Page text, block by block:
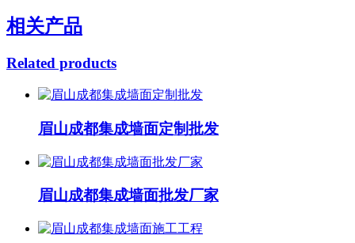
相关产品
Related products
眉山成都集成墙面定制批发
眉山成都集成墙面批发厂家